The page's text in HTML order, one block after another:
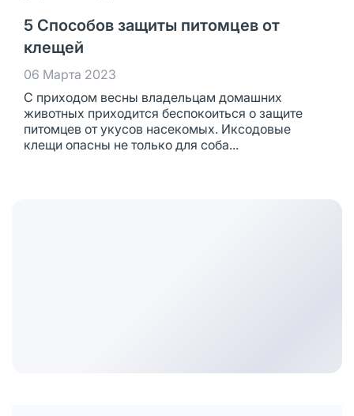
5 Способов защиты питомцев от
клещей
06 Марта 2023
С приходом весны владельцам домашних
животных приходится беспокоиться о защите
питомцев от укусов насекомых. Иксодовые
клещи опасны не только для соба...